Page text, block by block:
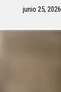
junio 25, 2026